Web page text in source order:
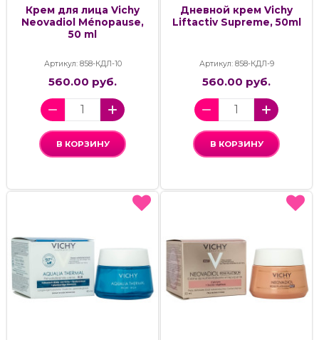
Крем для лица Vichy
Neovadiol Ménopause,
50 ml
Артикул: 858-КДЛ-10
560.00 руб.
В КОРЗИНУ
Дневной крем Vichy
Liftactiv Supreme, 50ml
Артикул: 858-КДЛ-9
560.00 руб.
В КОРЗИНУ